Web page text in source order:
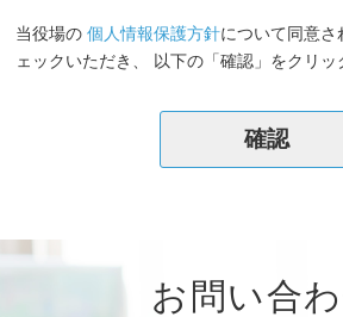
当役場の個人情報保護方針について同意さ
ェックいただき、 以下の「確認」をクリッ
お問い合